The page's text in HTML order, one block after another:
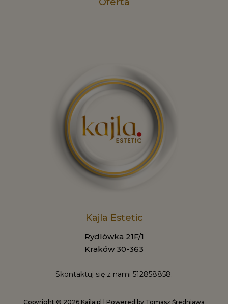
Kajla Estetic
Rydlówka 21F/1
Kraków 30-363
Skontaktuj się z nami 512858858.
Copyright © 2026 Kajla.pl | Powered by Tomasz Średniawa